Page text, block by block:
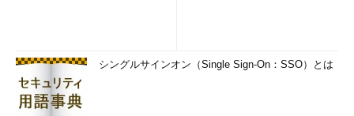
シングルサインオン（Single Sign-On：SSO）とは